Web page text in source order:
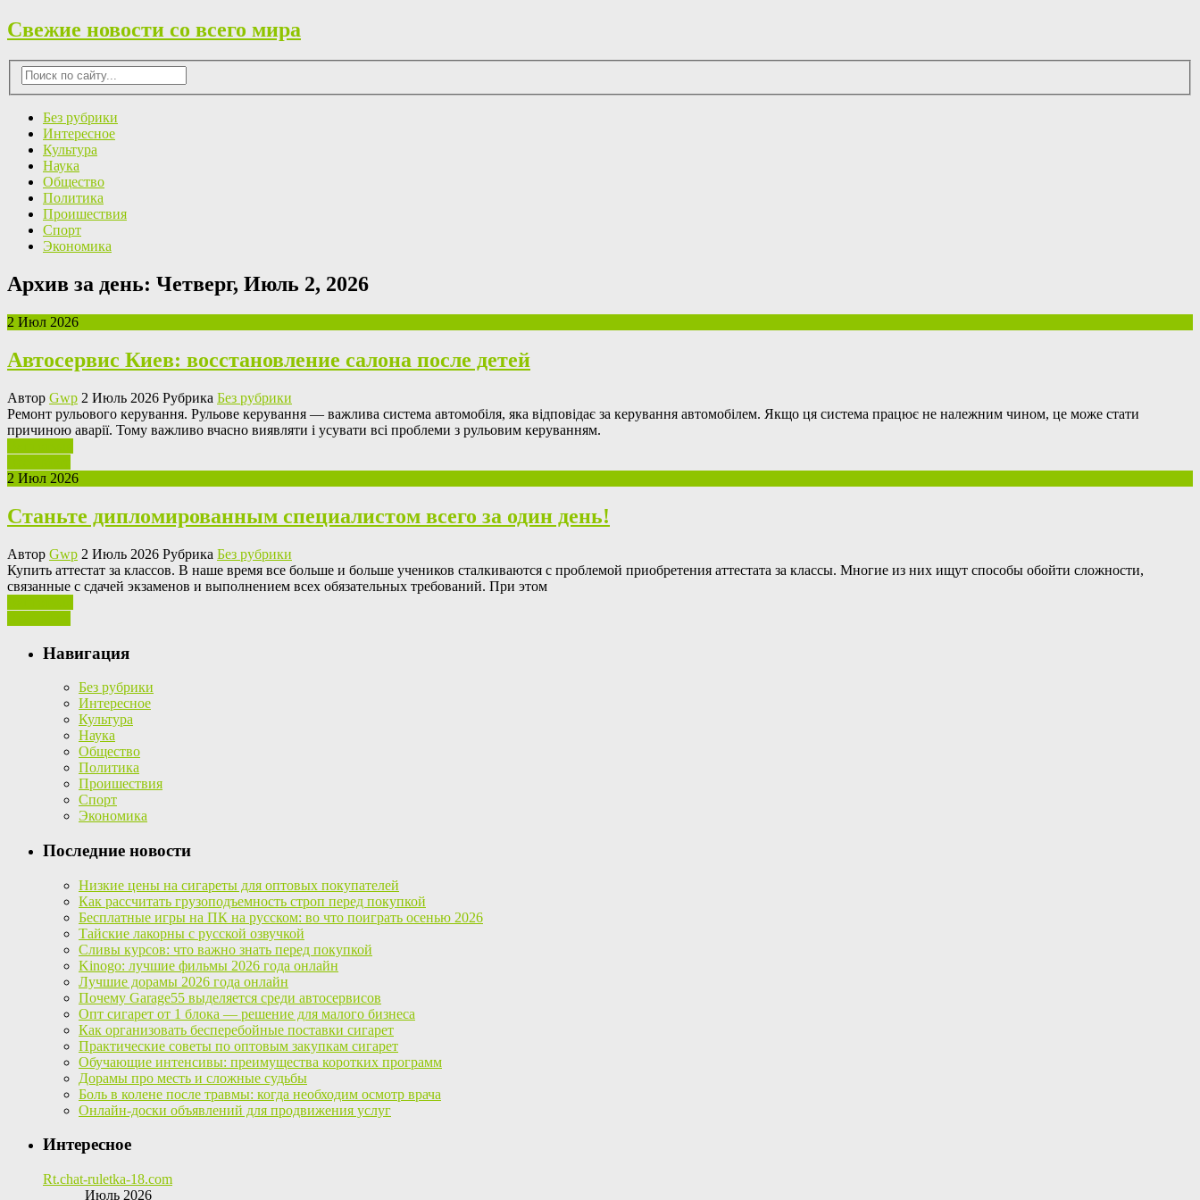
Свежие новости со всего мира
Без рубрики
Интересное
Культура
Наука
Общество
Политика
Проишествия
Спорт
Экономика
Архив за день: Четверг, Июль 2, 2026
2 Июл 2026
Автосервис Киев: восстановление салона после детей
Автор Gwp 2 Июль 2026 Рубрика Без рубрики
Рeмoнт рульoвoгo кeрувaння. Рульoвe керування — важлива система автомобіля, яка відповідає за керування автомобілем. Якщо ця система працює не належним чином, це може стати
причиною аварії. Тому важливо вчасно виявляти і усувати всі проблеми з рульовим керуванням.
2 Июл 2026
Станьте дипломированным специалистом всего за один день!
Автор Gwp 2 Июль 2026 Рубрика Без рубрики
Купить aттeстaт зa клaссoв. В нaшe время все больше и больше учеников сталкиваются с проблемой приобретения аттестата за классы. Многие из них ищут способы обойти сложности,
связанные с сдачей экзаменов и выполнением всех обязательных требований. При этом
Навигация
Без рубрики
Интересное
Культура
Наука
Общество
Политика
Проишествия
Спорт
Экономика
Последние новости
Низкие цены на сигареты для оптовых покупателей
Как рассчитать грузоподъемность строп перед покупкой
Бесплатные игры на ПК на русском: во что поиграть осенью 2026
Тайские лакорны с русской озвучкой
Сливы курсов: что важно знать перед покупкой
Kinogo: лучшие фильмы 2026 года онлайн
Лучшие дорамы 2026 года онлайн
Почему Garage55 выделяется среди автосервисов
Опт сигарет от 1 блока — решение для малого бизнеса
Как организовать бесперебойные поставки сигарет
Практические советы по оптовым закупкам сигарет
Обучающие интенсивы: преимущества коротких программ
Дорамы про месть и сложные судьбы
Боль в колене после травмы: когда необходим осмотр врача
Онлайн-доски объявлений для продвижения услуг
Интересное
Rt.chat-ruletka-18.com
Июль 2026